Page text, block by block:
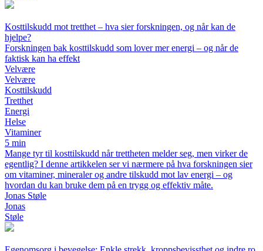
Kosttilskudd mot tretthet – hva sier forskningen, og når kan de
hjelpe?
Forskningen bak kosttilskudd som lover mer energi – og når de
faktisk kan ha effekt
Velvære
Velvære
Kosttilskudd
Tretthet
Energi
Helse
Vitaminer
5 min
Mange tyr til kosttilskudd når trettheten melder seg, men virker de
egentlig? I denne artikkelen ser vi nærmere på hva forskningen sier
om vitaminer, mineraler og andre tilskudd mot lav energi – og
hvordan du kan bruke dem på en trygg og effektiv måte.
Jonas Støle
Jonas
Støle